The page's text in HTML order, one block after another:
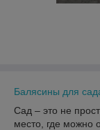
Балясины для
Сад – это не
место, где можно